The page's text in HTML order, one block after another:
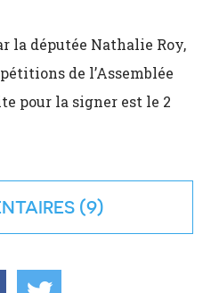
la députée Nathalie Roy,
de l’Assemblée
pour la signer est le 2